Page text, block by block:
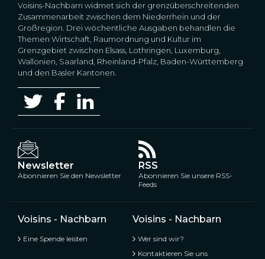
Voisins-Nachbarn widmet sich der grenzüberschreitenden
Zusammenarbeit zwischen dem Niederrhein und der
Großregion. Drei wöchentliche Ausgaben behandlen die
Themen Wirtschaft, Raumordnung und Kultur im
Grenzgebiet zwischen Elsass, Lothringen, Luxemburg,
Wallonien, Saarland, Rheinland-Pfalz, Baden-Württemberg
und den Basler Kantonen.
Newsletter
Abonnieren Sie den Newsletter
RSS
Abonnieren Sie unsere RSS-
Feeds
Voisins - Nachbarn
Eine Spende leisten
Voisins - Nachbarn
Wer sind wir?
Kontaktieren Sie uns